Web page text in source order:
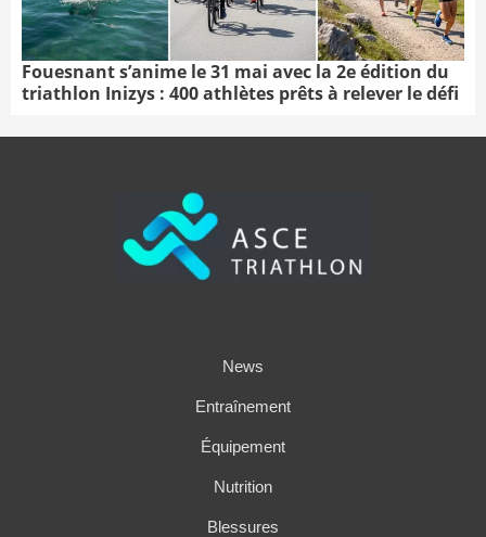
Fouesnant s’anime le 31 mai avec la 2e édition du
triathlon Inizys : 400 athlètes prêts à relever le défi
News
Entraînement
Équipement
Nutrition
Blessures